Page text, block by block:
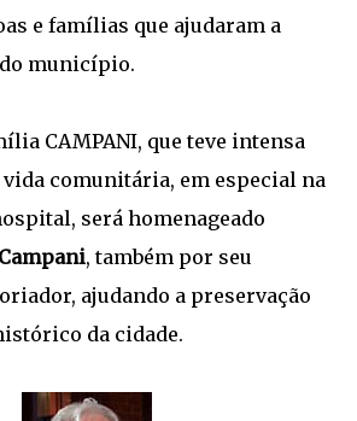
e famílias que ajudaram a
município.
CAMPANI, que teve intensa
comunitária, em especial na
será homenageado
, também por seu
ajudando a preservação
da cidade.